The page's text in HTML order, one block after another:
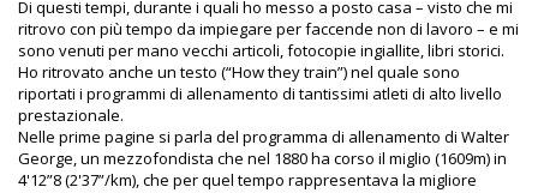
Di questi tempi, durante i quali ho messo a posto casa – visto che mi
ritrovo con più tempo da impiegare per faccende non di lavoro – e mi
sono venuti per mano vecchi articoli, fotocopie ingiallite, libri storici.
Ho ritrovato anche un testo (“How they train”) nel quale sono
riportati i programmi di allenamento di tantissimi atleti di alto livello
prestazionale.
Nelle prime pagine si parla del programma di allenamento di Walter
George, un mezzofondista che nel 1880 ha corso il miglio (1609m) in
4'12”8 (2'37”/km), che per quel tempo rappresentava la migliore